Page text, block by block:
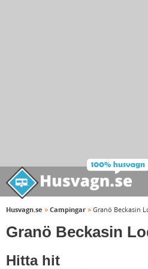
Husvagn.se » Campingar » Granö Beckasin
Granö Beckasin
Hitta hit